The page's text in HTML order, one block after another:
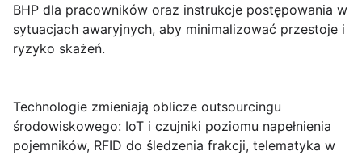
BHP dla pracowników oraz instrukcje postępowania w
sytuacjach awaryjnych, aby minimalizować przestoje i
ryzyko skażeń.
Technologie zmieniają oblicze outsourcingu
środowiskowego: IoT i czujniki poziomu napełnienia
pojemników, RFID do śledzenia frakcji, telematyka w